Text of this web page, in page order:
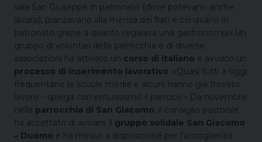
sala San Giuseppe in patronato (dove potevano anche
lavarsi), pranzavano alla mensa dei frati e cenavano in
patronato grazie a quanto regalava una gastronomia».Un
gruppo di volontari della parrocchia e di diverse
associazioni ha attivato un corso di italiano e avviato un
processo di inserimento lavorativo . «Quasi tutti a oggi
frequentano le scuole medie e alcuni hanno già trovato
lavoro – spiega con entusiasmo il parroco – Da novembre
nella parrocchia di San Giacomo, il consiglio pastorale
ha accettato di avviare il gruppo solidale San Giacomo
– Duomo e ha messo a disposizione per l’accoglienza